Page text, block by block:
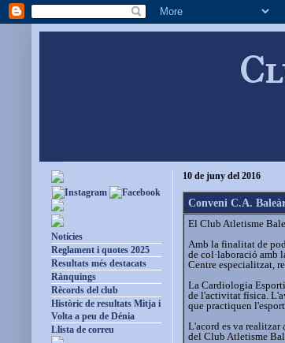
10 de juny del 2016
Conveni C.A.
El Club Atletisme
Amb la finalitat de
de col·laboració amb
Centre especialitzat,
La Cardiologia
de l'activitat física.
que practiquen
L'acord es va
del Club Atletisme
Notícies
Reglament i quotes 2025
Resultats més destacats
Rànquings
Rècords del club
Històric de resultats Mitja i
Volta a peu de Dénia
Llista de correu